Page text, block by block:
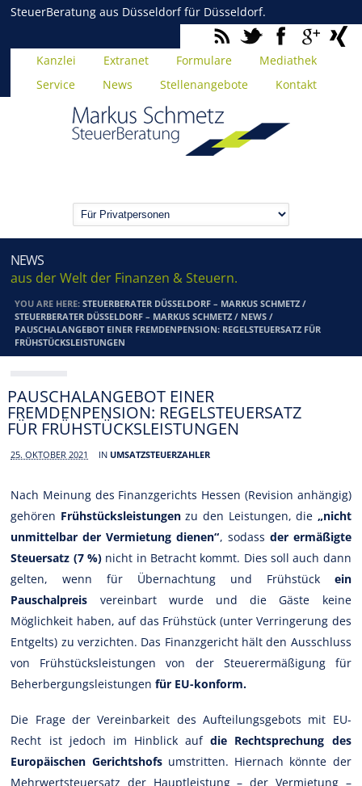
SteuerBeratung aus Düsseldorf für Düsseldorf.
Kanzlei Extranet Formulare
Mediathek
Service
News Stellenangebote Kontakt
NEWS
aus der Welt der Finanzen & Steuern.
YOU ARE HERE:STEUERBERATER DÜSSELDORF – MARKUS SCHMETZ /
STEUERBERATER DÜSSELDORF – MARKUS SCHMETZ / NEWS /
PAUSCHALANGEBOT EINER FREMDENPENSION: REGELSTEUERSATZ FÜR
FRÜHSTÜCKSLEISTUNGEN
PAUSCHALANGEBOT EINER
FREMDENPENSION: REGELSTEUERSATZ
FÜR FRÜHSTÜCKSLEISTUNGEN
25. OKTOBER 2021 IN UMSATZSTEUERZAHLER
Nach Meinung des Finanzgerichts Hessen (Revision anhängig)
gehören Frühstücksleistungenzu den Leistungen, die „nicht
unmittelbar der Vermietung dienen“, sodass der ermäßigte
Steuersatz (7 %) nicht in Betracht kommt. Dies soll auch dann
gelten, wenn für Übernachtung und Frühstück ein
Pauschalpreis vereinbart wurde und die Gäste keine
Möglichkeit haben, auf das Frühstück (unter Verringerung des
Entgelts) zu verzichten. Das Finanzgericht hält den Ausschluss
von Frühstücksleistungen von der Steuerermäßigung für
Beherbergungsleistungenfür EU-konform.
Die Frage der Vereinbarkeit des Aufteilungsgebots mit EU-
Recht ist jedoch im Hinblick aufdie Rechtsprechung des
Europäischen Gerichtshofsumstritten. Hiernach könnte der
Mehrwertsteuersatz der Hauptleistung – der Vermietung –